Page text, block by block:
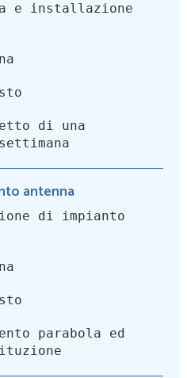
e installazione
di una
antenna
di impianto
parabola ed